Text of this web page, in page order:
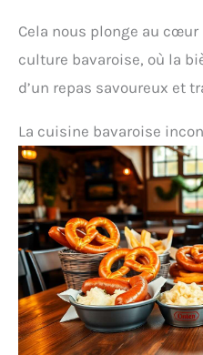
Cela nous plonge au cœur
culture bavaroise, où la
d’un repas savoureux et
La cuisine bavaroise